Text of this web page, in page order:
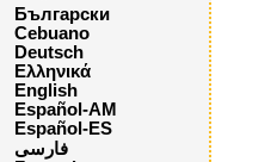
Български
Cebuano
Deutsch
Ελληνικά
English
Español-AM
Español-ES
فارسی